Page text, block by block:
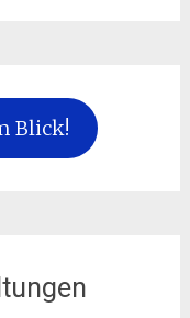
Blick!